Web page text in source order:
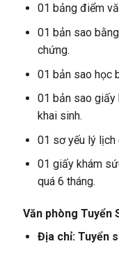
01 bảng điểm
01 bản sao
chứng.
01 bản sao học
01 bản sao giấy
khai sinh.
01 sơ yếu lý lịch
01 giấy khám
quá 6 tháng.
Văn phòng Tuyển
Địa chỉ: Tuyển